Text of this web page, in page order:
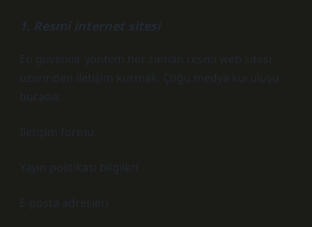
1. Resmi internet sitesi
En güvenilir yöntem her zaman resmi web sitesi
üzerinden iletişim kurmak. Çoğu medya kuruluşu
burada:
İletişim formu
Yayın politikası bilgileri
E-posta adresleri